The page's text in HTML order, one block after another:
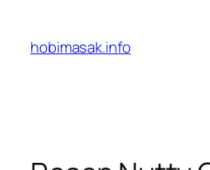
content
hobimasak.info